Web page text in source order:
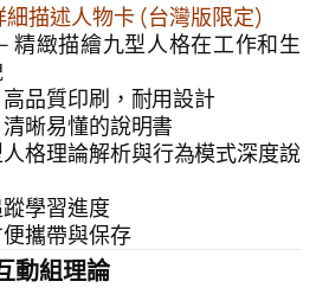
描述人物卡 (台灣版限定)
– 精緻描繪九型人格在工作和生
品質印刷，耐用設計
清晰易懂的說明書
格理論解析與行為模式深度說
學習進度
攜帶與保存
動組理論